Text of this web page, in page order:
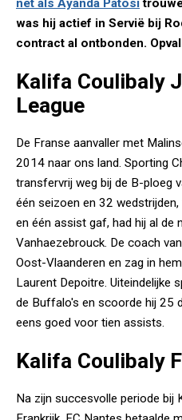
net als Ayanda Patosi
was hij actief in Servië bij
contract al ontbonden.
Kalifa Coulibaly
League
De Franse aanvaller met
2014 naar ons land. Sporting
transfervrij weg bij de B-ploeg
één seizoen en 32
en één assist gaf, had hij al de
Vanhaezebrouck. De coach
Oost-Vlaanderen en zag in
Laurent Depoitre. Uiteindelijke
de Buffalo's en scoorde hij 25
eens goed voor tien assists.
Kalifa Coulibaly
Na zijn succesvolle periode bij